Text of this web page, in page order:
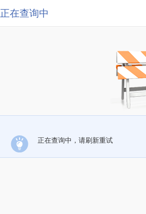
正在查询中
正在查询中，请刷新重试